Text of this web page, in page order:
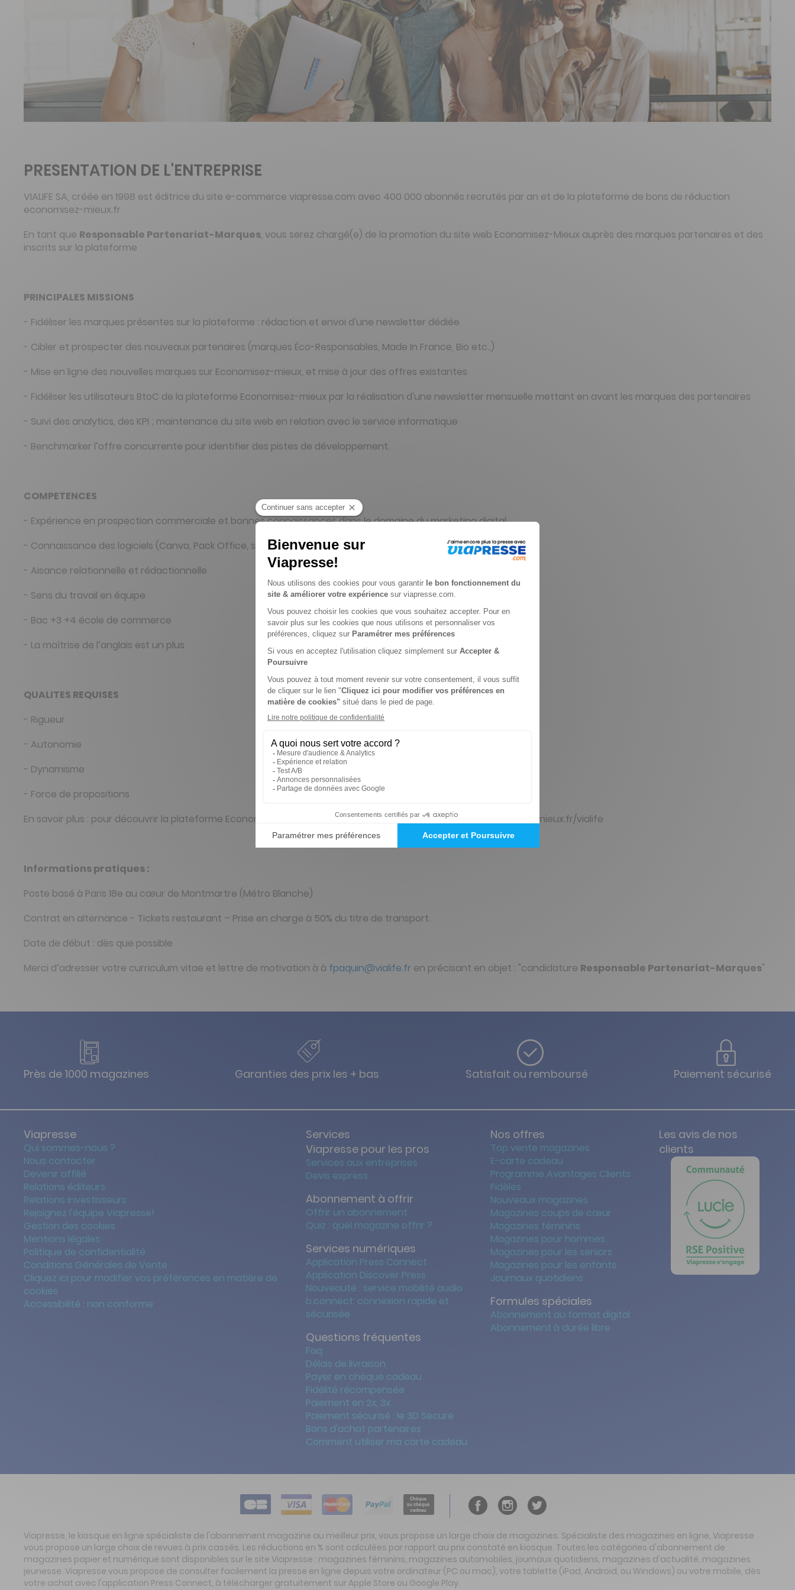
PRESENTATION DE L'ENTREPRISE
VIALIFE SA, créée en 1998 est éditrice du site e-commerce viapresse.com avec 400 000 abonnés recrutés par an et de la plateforme de bons de réduction
economisez-mieux.fr
En tant que Responsable Partenariat-Marques, vous serez chargé(e) de la promotion du site web Economisez-Mieux auprès des marques partenaires et des
inscrits sur la plateforme
PRINCIPALES MISSIONS
- Fidéliser les marques présentes sur la plateforme : rédaction et envoi d'une newsletter dédiée
- Cibler et prospecter des nouveaux partenaires (marques Éco-Responsables, Made In France, Bio etc..)
- Mise en ligne des nouvelles marques sur Economisez-mieux, et mise à jour des offres existantes
- Fidéliser les utilisateurs BtoC de la plateforme Economisez-mieux par la réalisation d'une newsletter mensuelle mettant en avant les marques des partenaires
- Suivi des analytics, des KPI ; maintenance du site web en relation avec le service informatique
- Benchmarker l’offre concurrente pour identifier des pistes de développement.
COMPETENCES
- Expérience en prospection commerciale et bonnes connaissances dans le domaine du marketing digital
- Connaissance des logiciels (Canva, Pack Office, suite Google)
- Aisance relationnelle et rédactionnelle
- Sens du travail en équipe
- Bac +3 +4 école de commerce
- La maîtrise de l’anglais est un plus
QUALITES REQUISES
- Rigueur
- Autonomie
- Dynamisme
- Force de propositions
En savoir plus : pour découvrir la plateforme Economisez-mieux, se connecter à titre d'exemple sur economisez-mieux.fr/vialife
Informations pratiques :
Poste basé à Paris 18e au cœur de Montmartre (Métro Blanche)
Contrat en alternance - Tickets restaurant – Prise en charge à 50% du titre de transport.
Date de début : dès que possible
Merci d’adresser votre curriculum vitae et lettre de motivation à à fpaquin@vialife.fr en précisant en objet : "candidature Responsable Partenariat-Marques"
Près de 1000 magazines Garanties des prix les + bas Satisfait ou remboursé Paiement sécurisé
Viapresse
Qui sommes-nous ?
Nous contacter
Devenir affilié
Relations éditeurs
Relations investisseurs
Rejoignez l'équipe Viapresse!
Gestion des cookies
Mentions légales
Politique de confidentialité
Conditions Générales de Vente
Cliquez ici pour modifier vos préférences en matière de
cookies
Accessibilité : non conforme
Services
Viapresse pour les pros
Services aux entreprises
Devis express
Abonnement à offrir
Offrir un abonnement
Quiz : quel magazine offrir ?
Services numériques
Application Press Connect
Application Discover Press
Nouveauté : service mobilité audio
b.connect: connexion rapide et
sécurisée
Questions fréquentes
Faq
Délais de livraison
Payer en chèque cadeau
Fidélité récompensée
Paiement en 2x, 3x
Paiement sécurisé : le 3D Secure
Bons d'achat partenaires
Comment utiliser ma carte cadeau
Nos offres
Top vente magazines
E-carte cadeau
Programme Avantages Clients
Fidèles
Nouveaux magazines
Magazines coups de cœur
Magazines féminins
Magazines pour hommes
Magazines pour les seniors
Magazines pour les enfants
Journaux quotidiens
Formules spéciales
Abonnement au format digital
Abonnement à durée libre
Les avis de nos
clients
Viapresse, le kiosque en ligne spécialiste de l'abonnement magazine au meilleur prix, vous propose un large choix de magazines. Spécialiste des magazines en ligne, Viapresse
vous propose un large choix de revues à prix cassés. Les réductions en % sont calculées par rapport au prix constaté en kiosque. Toutes les catégories d'abonnement de
magazines papier et numérique sont disponibles sur le site Viapresse : magazines féminins, magazines automobiles, journaux quotidiens, magazines d'actualité, magazines
jeunesse. Viapresse vous propose de consulter facilement la presse en ligne depuis votre ordinateur (PC ou mac), votre tablette (iPad, Android, ou Windows) ou votre mobile, dès
votre achat avec l'application Press Connect, à télécharger gratuitement sur Apple Store ou Google Play.